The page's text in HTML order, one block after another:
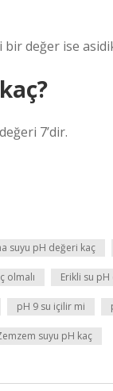
bir değer ise
7’dir.
suyu pH değeri kaç
olmalı Erikli su
pH 9 su içilir mi
suyu pH kaç